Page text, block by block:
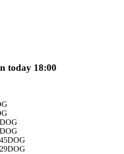
copy trading commissies
handelsinformatie, enz.
today 18:00
DOG
DOG
DOG
DOG